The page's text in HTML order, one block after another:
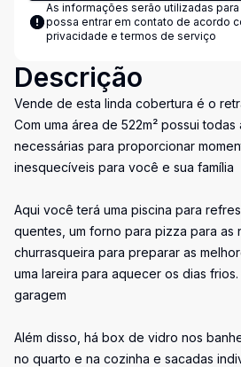
As informações serão utilizadas
possa entrar em contato de acordo
privacidade e termos de serviço
Descrição
Vende de esta linda cobertura é o
Com uma área de 522m² possui
necessárias para proporcionar
inesquecíveis para você e sua família
Aqui você terá uma piscina para
quentes, um forno para pizza para as
churrasqueira para preparar as
uma lareira para aquecer os dias
garagem
Além disso, há box de vidro nos
no quarto e na cozinha e sacadas